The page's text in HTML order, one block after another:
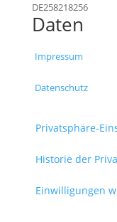
DE258218256
Daten
Impressum
Datenschutz
Privatsphäre-
Historie der
Einwilligungen